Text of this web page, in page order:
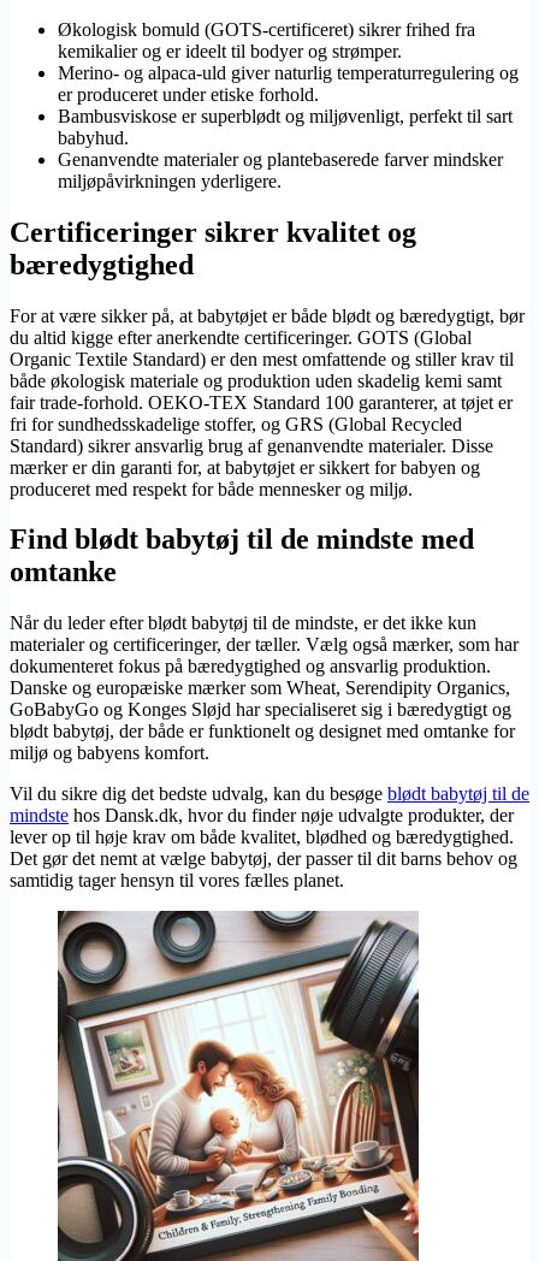
Økologisk bomuld (GOTS-certificeret) sikrer frihed fra
kemikalier og er ideelt til bodyer og strømper.
Merino- og alpaca-uld giver naturlig temperaturregulering og
er produceret under etiske forhold.
Bambusviskose er superblødt og miljøvenligt, perfekt til sart
babyhud.
Genanvendte materialer og plantebaserede farver mindsker
miljøpåvirkningen yderligere.
Certificeringer sikrer kvalitet og
bæredygtighed
For at være sikker på, at babytøjet er både blødt og bæredygtigt, bør
du altid kigge efter anerkendte certificeringer. GOTS (Global
Organic Textile Standard) er den mest omfattende og stiller krav til
både økologisk materiale og produktion uden skadelig kemi samt
fair trade-forhold. OEKO-TEX Standard 100 garanterer, at tøjet er
fri for sundhedsskadelige stoffer, og GRS (Global Recycled
Standard) sikrer ansvarlig brug af genanvendte materialer. Disse
mærker er din garanti for, at babytøjet er sikkert for babyen og
produceret med respekt for både mennesker og miljø.
Find blødt babytøj til de mindste med
omtanke
Når du leder efter blødt babytøj til de mindste, er det ikke kun
materialer og certificeringer, der tæller. Vælg også mærker, som har
dokumenteret fokus på bæredygtighed og ansvarlig produktion.
Danske og europæiske mærker som Wheat, Serendipity Organics,
GoBabyGo og Konges Sløjd har specialiseret sig i bæredygtigt og
blødt babytøj, der både er funktionelt og designet med omtanke for
miljø og babyens komfort.
Vil du sikre dig det bedste udvalg, kan du besøge blødt babytøj til de
mindste hos Dansk.dk, hvor du finder nøje udvalgte produkter, der
lever op til høje krav om både kvalitet, blødhed og bæredygtighed.
Det gør det nemt at vælge babytøj, der passer til dit barns behov og
samtidig tager hensyn til vores fælles planet.